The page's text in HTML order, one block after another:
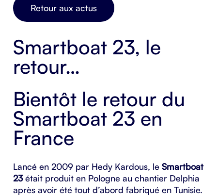
Retour aux actus
Smartboat 23, le
retour…
Bientôt le retour du
Smartboat 23 en
France
Lancé en 2009 par Hedy Kardous, le Smartboat
23était produit en Pologne au chantier Delphia
après avoir été tout d’abord fabriqué en Tunisie.